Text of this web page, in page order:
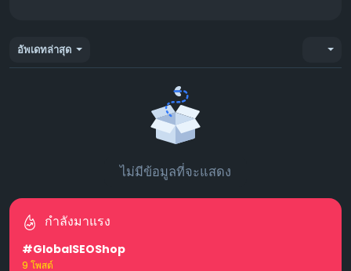
อัพเดทล่าสุด
ไม่มีข้อมูลที่จะแสดง
กำลังมาแรง
#GlobalSEOShop
9 โพสต์